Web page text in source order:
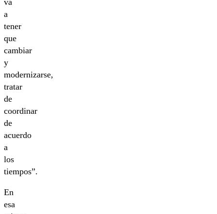
a
tener
que
cambiar
y
modernizarse,
tratar
de
coordinar
de
acuerdo
a
los
tiempos”.
En
esa